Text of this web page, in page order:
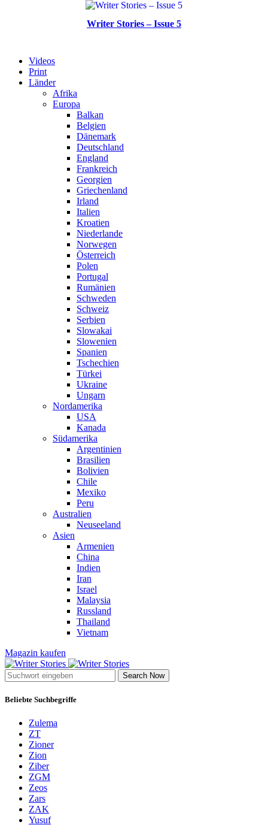
Writer Stories – Issue 5
Videos
Print
Länder
Afrika
Europa
Balkan
Belgien
Dänemark
Deutschland
England
Frankreich
Georgien
Griechenland
Irland
Italien
Kroatien
Niederlande
Norwegen
Österreich
Polen
Portugal
Rumänien
Schweden
Schweiz
Serbien
Slowakai
Slowenien
Spanien
Tschechien
Türkei
Ukraine
Ungarn
Nordamerika
USA
Kanada
Südamerika
Argentinien
Brasilien
Bolivien
Chile
Mexiko
Peru
Australien
Neuseeland
Asien
Armenien
China
Indien
Iran
Israel
Malaysia
Russland
Thailand
Vietnam
Magazin kaufen
Search Now
Beliebte Suchbegriffe
Zulema
ZT
Zioner
Zion
Ziber
ZGM
Zeos
Zars
ZAK
Yusuf